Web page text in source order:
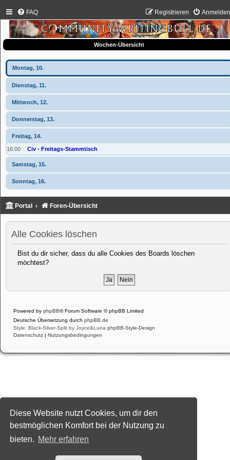
Diese Website nutzt Cookies, um dir den
bestmöglichen Komfort bei der Nutzung zu
bieten. Mehr erfahren
FAQ Registrieren
Wochen-Übersicht
Montag, 10.
Dienstag, 11.
Mittwoch, 12.
Donnerstag, 13.
Freitag, 14.
16:00 Civ - Freitags-Stammtisch
Samstag, 15.
Sonntag, 16.
Portal Foren-Übersicht
Alle Cookies löschen
Bist du dir sicher, dass du alle Cookies des Boards löschen
möchtest?
Powered by phpBB® Forum Software © phpBB Limited
Deutsche Übersetzung durch phpBB.de
Style: Black-Silver-Split by Joyce&Luna phpBB-Style-Design
Datenschutz
Nutzungsbedingungen